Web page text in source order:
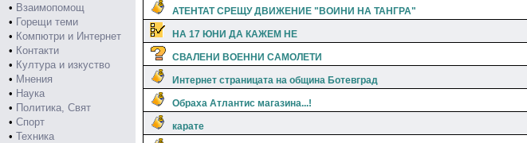
• Взаимопомощ
• Горещи теми
• Компютри и Интернет
• Контакти
• Култура и изкуство
• Мнения
• Наука
• Политика, Свят
• Спорт
• Техника
АТЕНТАТ СРЕЩУ ДВИЖЕНИЕ "ВОИНИ НА ТАНГРА"
НА 17 ЮНИ ДА КАЖЕМ НЕ
СВАЛЕНИ ВОЕННИ САМОЛЕТИ
Интернет страницата на община Ботевград
Обраха Атлантис магазина...!
карате